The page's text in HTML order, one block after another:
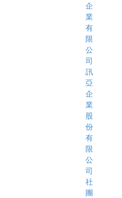
企
業
有
限
公
司
訊
亞
企
業
股
份
有
限
公
司
社
團